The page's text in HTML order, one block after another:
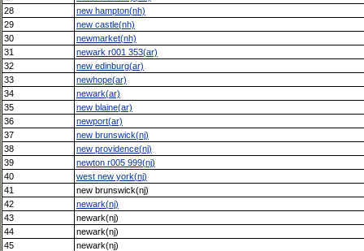
28
new hampton(nh)
29
new castle(nh)
30
newmarket(nh)
31
newark r001 353(ar)
32
new edinburg(ar)
33
newhope(ar)
34
newark(ar)
35
new blaine(ar)
36
newport(ar)
37
new brunswick(nj)
38
new providence(nj)
39
newton r005 999(nj)
40
west new york(nj)
41
new brunswick(nj)
42
newark(nj)
43
newark(nj)
44
newark(nj)
45
newark(nj)